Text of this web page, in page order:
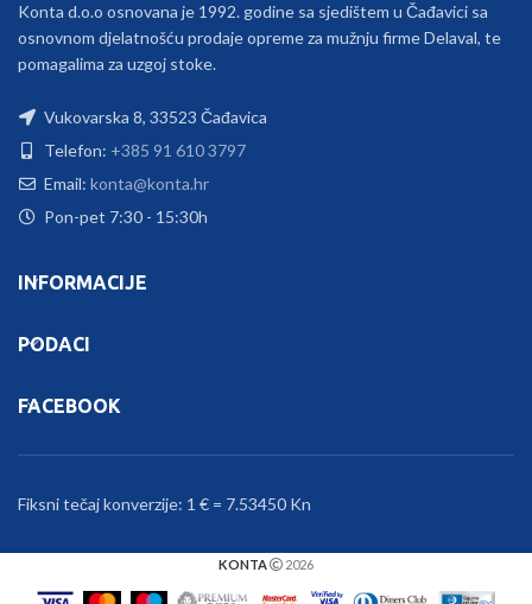
Konta d.o.o osnovana je 1992. godine sa sjedištem u Čađavici sa
osnovnom djelatnošću prodaje opreme za mužnju firme Delaval, te
pomagalima za uzgoj stoke.
Vukovarska 8, 33523 Čađavica
Telefon: +385 91 610 3797
Email: konta@konta.hr
Pon-pet 7:30 - 15:30h
INFORMACIJE
PODACI
FACEBOOK
Fiksni tečaj konverzije: 1 € = 7.53450 Kn
KONTA 2026